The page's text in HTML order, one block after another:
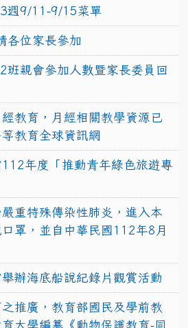
週9/11-9/15菜單
各位家長參加
班親會參加人數暨家長委員回
教育，月經相關教學資源已
教育全球資訊網
年度「推動青年綠色旅遊專
重特殊傳染性肺炎，進入本
罩，並自中華民國112年8月
辦海底船說紀錄片觀賞活動
推廣，教育部國民及學前教
大學編纂《動物保護教育-同